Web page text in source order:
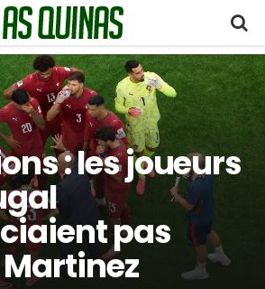
: les joueurs
pas